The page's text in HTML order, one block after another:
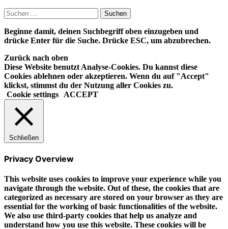
Suchen
nach:
Beginne damit, deinen Suchbegriff oben einzugeben und
drücke Enter für die Suche. Drücke ESC, um abzubrechen.
Zurück nach oben
Diese Website benutzt Analyse-Cookies. Du kannst diese
Cookies ablehnen oder akzeptieren. Wenn du auf "Accept"
klickst, stimmst du der Nutzung aller Cookies zu.
Cookie settings
ACCEPT
Schließen
Privacy Overview
This website uses cookies to improve your experience while you
navigate through the website. Out of these, the cookies that are
categorized as necessary are stored on your browser as they are
essential for the working of basic functionalities of the website.
We also use third-party cookies that help us analyze and
understand how you use this website. These cookies will be